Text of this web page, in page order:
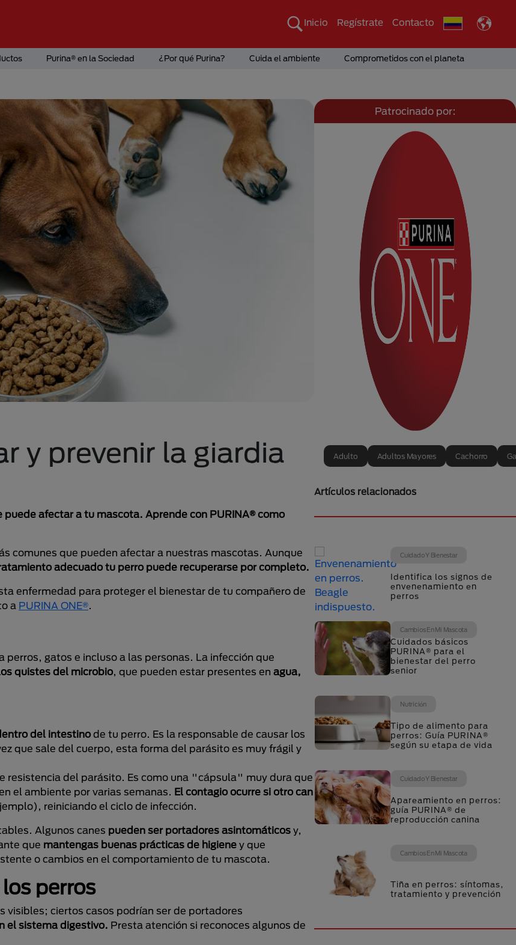
Inicio Regístrate Contacto
Purina® en la Sociedad ¿Por qué Purina? Cuida el ambiente Comprometidos con el planeta
y prevenir la giardia
afectar a tu mascota. Aprende con PURINA® como
comunes que pueden afectar a nuestras mascotas. Aunque
adecuado tu perro puede recuperarse por completo.
enfermedad para proteger el bienestar de tu compañero de
a PURINA ONE®.
gatos e incluso a las personas. La infección que
quistes del microbio, que pueden estar presentes en agua,
del intestino de tu perro. Es la responsable de causar los
que sale del cuerpo, esta forma del parásito es muy frágil y
resistencia del parásito. Es como una "cápsula" muy dura que
el ambiente por varias semanas. El contagio ocurre si otro can
reiniciando el ciclo de infección.
Algunos canes pueden ser portadores asintomáticos y,
que mantengas buenas prácticas de higiene y que
o cambios en el comportamiento de tu mascota.
perros
visibles; ciertos casos podrían ser de portadores
el sistema digestivo. Presta atención si reconoces algunos de
Patrocinado por:
Adulto Adultos Mayores Cachorro
Artículos relacionados
Cuidado Y Bienestar
Identifica los signos de
envenenamiento en
perros
Cambios En Mi Mascota
Cuidados básicos
PURINA® para el
bienestar del perro
senior
Nutrición
Tipo de alimento para
perros: Guía PURINA®
según su etapa de vida
Cuidado Y Bienestar
Apareamiento en perros:
guía PURINA® de
reproducción canina
Cambios En Mi Mascota
Tiña en perros: síntomas,
tratamiento y prevención